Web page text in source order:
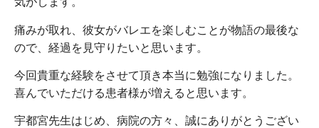
痛みが取れ、彼女がバレエを楽しむことが物語の最後な
ので、経過を見守りたいと思います。
今回貴重な経験をさせて頂き本当に勉強になりました。
喜んでいただける患者様が増えると思います。
宇都宮先生はじめ、病院の方々、誠にありがとうござい